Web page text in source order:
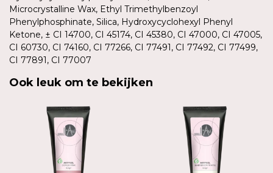
Microcrystalline Wax, Ethyl Trimethylbenzoyl
Phenylphosphinate, Silica, Hydroxycyclohexyl Phenyl
Ketone, ± CI 14700, CI 45174, CI 45380, CI 47000, CI 47005,
CI 60730, CI 74160, CI 77266, CI 77491, CI 77492, CI 77499,
CI 77891, CI 77007
Ook leuk om te bekijken